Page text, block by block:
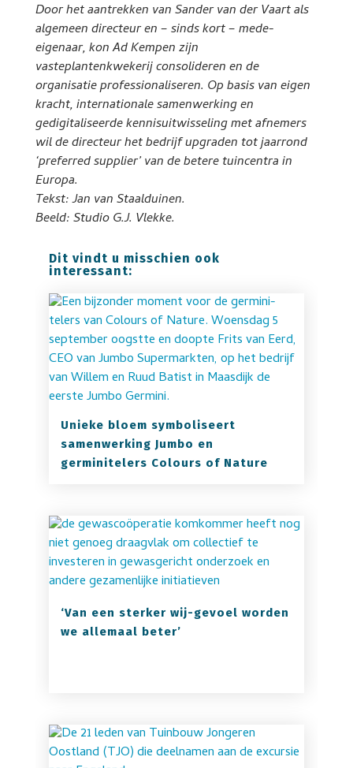
Door het aantrekken van Sander van der Vaart als
algemeen directeur en – sinds kort – mede-
eigenaar, kon Ad Kempen zijn
vasteplantenkwekerij consolideren en de
organisatie professionaliseren. Op basis van eigen
kracht, internationale samenwerking en
gedigitaliseerde kennisuitwisseling met afnemers
wil de directeur het bedrijf upgraden tot jaarrond
‘preferred supplier’ van de betere tuincentra in
Europa.
Tekst: Jan van Staalduinen.
Beeld: Studio G.J. Vlekke.
Dit vindt u misschien ook
interessant:
Unieke bloem symboliseert
samenwerking Jumbo en
germinitelers Colours of Nature
‘Van een sterker wij-gevoel worden
we allemaal beter’